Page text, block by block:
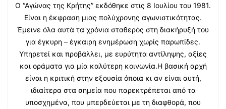
Ο “Αγώνας της Κρήτης” εκδόθηκε στις 8 Ιουλίου του 1981.
Είναι η έκφραση μιας πολύχρονης αγωνιστικότητας.
Έμεινε όλα αυτά τα χρόνια σταθερός στη διακήρυξή του
για έγκυρη – έγκαιρη ενημέρωση χωρίς παρωπίδες.
Υπηρετεί και προβάλλει, με ευρύτητα αντίληψης, αξίες
και οράματα για μία καλύτερη κοινωνία.Η βασική αρχή
είναι η κριτική στην εξουσία όποια κι αν είναι αυτή,
ιδιαίτερα στα σημεία που παρεκτρέπεται από τα
υποσχημένα, που μπερδεύεται με τη διαφθορά, που